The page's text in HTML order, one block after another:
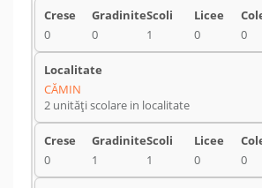
0 0 1 0 0
CĂMIN
2 unități scolare in localitate
0 1 1 0 0